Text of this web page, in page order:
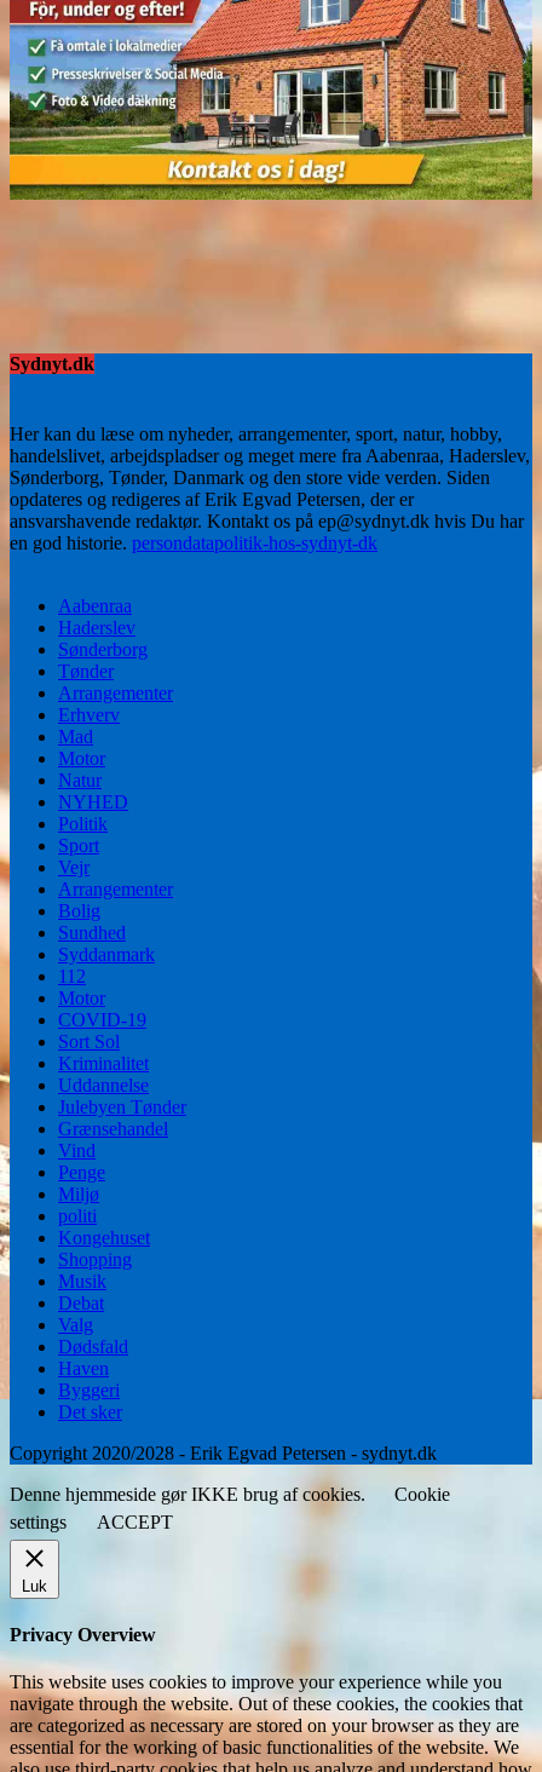
Sydnyt.dk
Her kan du læse om nyheder, arrangementer, sport, natur, hobby,
handelslivet, arbejdspladser og meget mere fra Aabenraa, Haderslev,
Sønderborg, Tønder, Danmark og den store vide verden. Siden
opdateres og redigeres af Erik Egvad Petersen, der er
ansvarshavende redaktør. Kontakt os på ep@sydnyt.dk hvis Du har
en god historie. persondatapolitik-hos-sydnyt-dk
Aabenraa
Haderslev
Sønderborg
Tønder
Arrangementer
Erhverv
Mad
Motor
Natur
NYHED
Politik
Sport
Vejr
Arrangementer
Bolig
Sundhed
Syddanmark
112
Motor
COVID-19
Sort Sol
Kriminalitet
Uddannelse
Julebyen Tønder
Grænsehandel
Vind
Penge
Miljø
politi
Kongehuset
Shopping
Musik
Debat
Valg
Dødsfald
Haven
Byggeri
Det sker
Copyright 2020/2028 - Erik Egvad Petersen - sydnyt.dk
Denne hjemmeside gør IKKE brug af cookies.
Cookie
settings
ACCEPT
Luk
Privacy Overview
This website uses cookies to improve your experience while you
navigate through the website. Out of these cookies, the cookies that
are categorized as necessary are stored on your browser as they are
essential for the working of basic functionalities of the website. We